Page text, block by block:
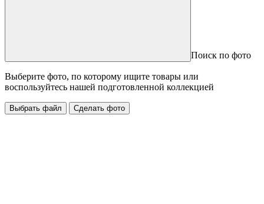
Поиск по фото
Выберите фото, по которому ищите товары или
воспользуйтесь нашей подготовленной коллекцией
Выбрать файл Сделать фото